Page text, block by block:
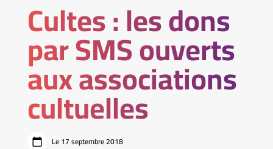
Cultes : les dons
par SMS ouverts
aux associations
cultuelles
Le 17 septembre 2018